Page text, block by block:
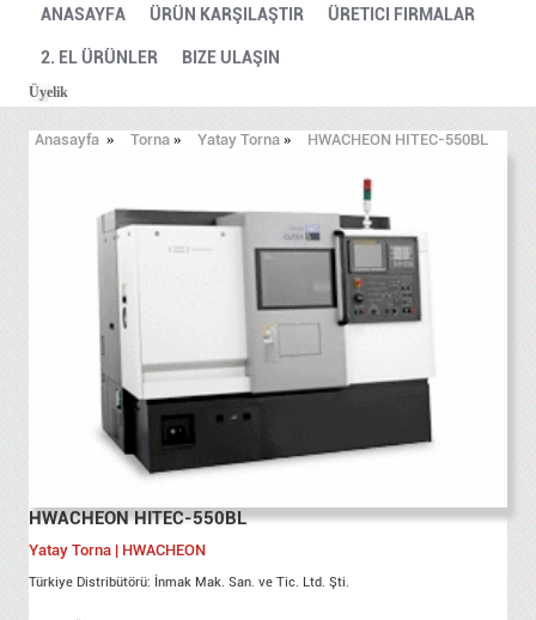
ANASAYFA ÜRÜN KARŞILAŞTIR ÜRETICI FIRMALAR
2. EL ÜRÜNLER BIZE ULAŞIN
Üyelik
Anasayfa » Torna » Yatay Torna » HWACHEON HITEC-550BL
HWACHEON HITEC-550BL
Yatay Torna | HWACHEON
Türkiye Distribütörü: İnmak Mak. San. ve Tic. Ltd. Şti.